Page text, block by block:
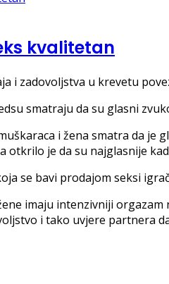
kvalitetan
i zadovoljstva u krevetu
smatraju da su glasni
i žena smatra da je
otkrilo je da su najglasnije
se bavi prodajom seksi
imaju intenzivniji
i tako uvjere partnera